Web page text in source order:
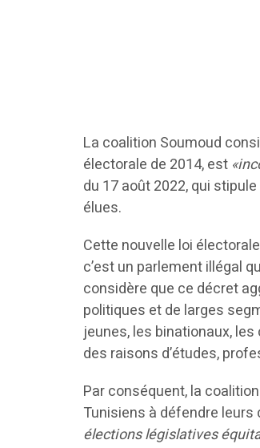
La coalition Soumoud
électorale de 2014, est
du 17 août 2022, qui
élues.
Cette nouvelle loi
c’est un parlement illégal
considère que ce décret
politiques et de larges
jeunes, les binationaux,
des raisons d’études,
Par conséquent, la
Tunisiens à défendre
élections législatives